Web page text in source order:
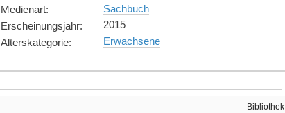
Medienart:
Sachbuch
Erscheinungsjahr:
2015
Alterskategorie: Erwachsene
Bibliothek